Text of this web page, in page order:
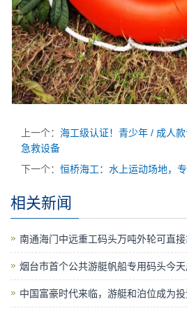
上一个：海工级认证！青少年 / 成人
急救设备
下一个：恒桥海工：水上运动场地，专